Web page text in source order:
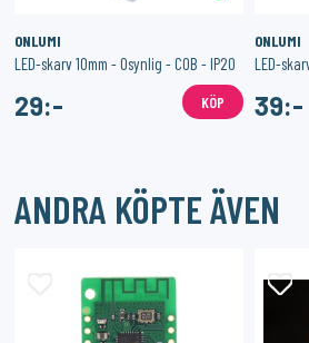
ONLUMI
LED-skarv 10mm - Osynlig - COB - IP20
29:- KÖP
ONLUMI
39:-
ANDRA KÖPTE ÄVEN